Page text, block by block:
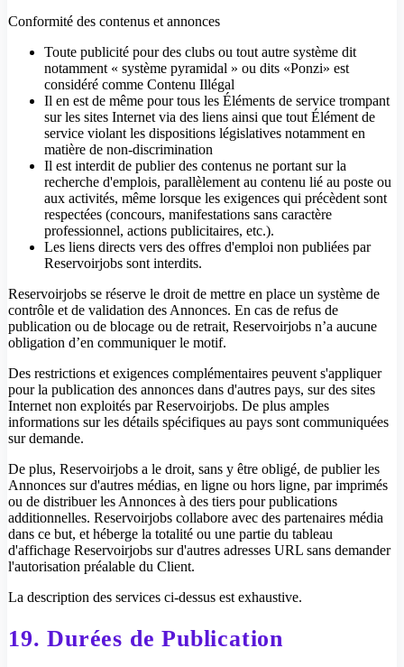
Conformité des contenus et annonces
Toute publicité pour des clubs ou tout autre système dit
notamment « système pyramidal » ou dits «Ponzi» est
considéré comme Contenu Illégal
Il en est de même pour tous les Éléments de service trompant
sur les sites Internet via des liens ainsi que tout Élément de
service violant les dispositions législatives notamment en
matière de non-discrimination
Il est interdit de publier des contenus ne portant sur la
recherche d'emplois, parallèlement au contenu lié au poste ou
aux activités, même lorsque les exigences qui précèdent sont
respectées (concours, manifestations sans caractère
professionnel, actions publicitaires, etc.).
Les liens directs vers des offres d'emploi non publiées par
Reservoirjobs sont interdits.
Reservoirjobs se réserve le droit de mettre en place un système de
contrôle et de validation des Annonces. En cas de refus de
publication ou de blocage ou de retrait, Reservoirjobs n’a aucune
obligation d’en communiquer le motif.
Des restrictions et exigences complémentaires peuvent s'appliquer
pour la publication des annonces dans d'autres pays, sur des sites
Internet non exploités par Reservoirjobs. De plus amples
informations sur les détails spécifiques au pays sont communiquées
sur demande.
De plus, Reservoirjobs a le droit, sans y être obligé, de publier les
Annonces sur d'autres médias, en ligne ou hors ligne, par imprimés
ou de distribuer les Annonces à des tiers pour publications
additionnelles. Reservoirjobs collabore avec des partenaires média
dans ce but, et héberge la totalité ou une partie du tableau
d'affichage Reservoirjobs sur d'autres adresses URL sans demander
l'autorisation préalable du Client.
La description des services ci-dessus est exhaustive.
19. Durées de Publication